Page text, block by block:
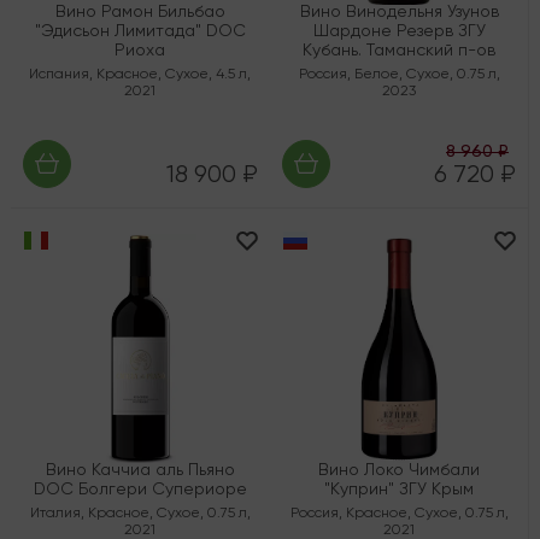
Вино Рамон Бильбао
"Эдисьон Лимитада" DOC
Риоха
Испания, Красное,Сухое, 4.5 л,
2021
18 900 ₽
Вино Винодельня Узунов
Шардоне Резерв ЗГУ
Кубань. Таманский п-ов
Россия, Белое, Сухое, 0.75 л,
2023
8 960 ₽
6 720 ₽
Вино Каччиа аль Пьяно
DOC Болгери Супериоре
Италия, Красное, Сухое, 0.75 л,
2021
Вино Локо Чимбали
"Куприн" ЗГУ Крым
Россия, Красное, Сухое, 0.75 л,
2021